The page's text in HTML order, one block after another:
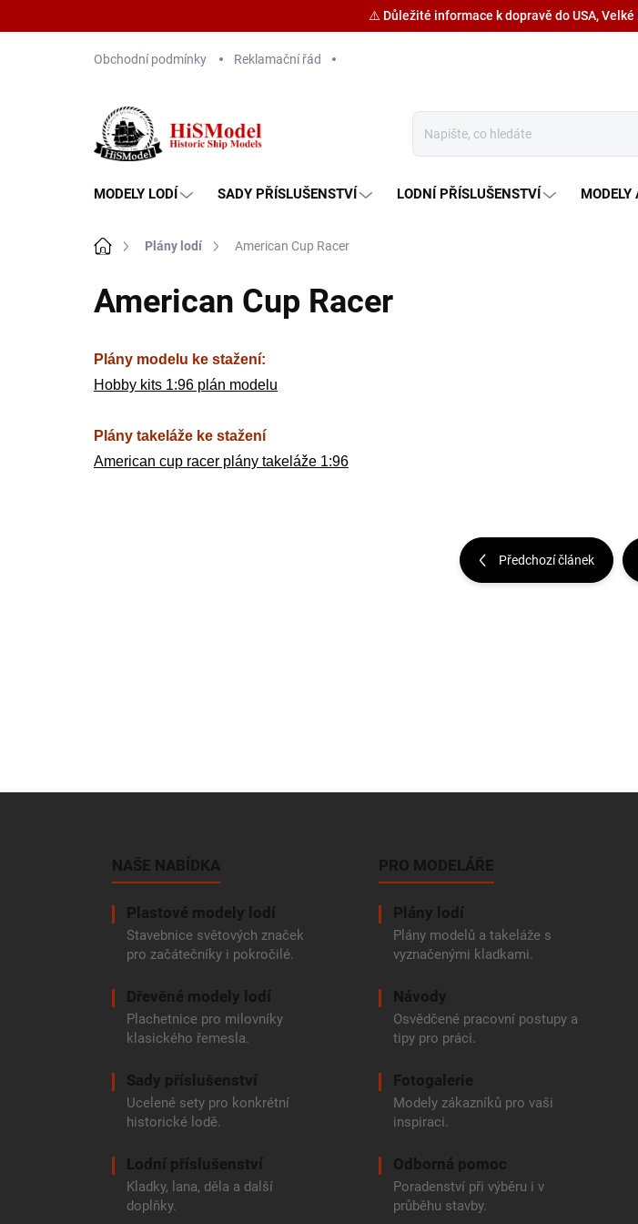
Obchodní podmínky Reklamační řád
MODELY LODÍ SADY PŘÍSLUŠENSTVÍ LODNÍ PŘÍSLUŠENSTVÍ MODELY
Domů Plány lodí American Cup Racer
American Cup Racer
Plány modelu ke stažení:
Hobby kits 1:96 plán modelu
Plány takeláže ke stažení
American cup racer plány takeláže 1:96
Předchozí článek
NAŠE NABÍDKA
Plastové modely lodí
Stavebnice světových značek
pro začátečníky i pokročilé.
Dřevěné modely lodí
Plachetnice pro milovníky
klasického řemesla.
Sady příslušenství
Ucelené sety pro konkrétní
historické lodě.
Lodní příslušenství
Kladky, lana, děla a další
doplňky.
PRO MODELÁŘE
Plány lodí
Plány modelů a takeláže s
vyznačenými kladkami.
Návody
Osvědčené pracovní postupy a
tipy pro práci.
Fotogalerie
Modely zákazníků pro vaši
inspiraci.
Odborná pomoc
Poradenství při výběru i v
průběhu stavby.
⚠️ Důležité informace k dopravě do USA, Velké